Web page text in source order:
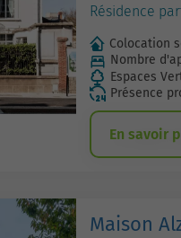
Résidence
Colocation
Nombre
Espaces
Présence
En savoir
Maison